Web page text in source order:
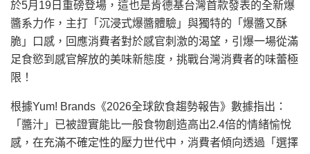
於5月19日重磅登場，這也是肯德基台灣首款發表的全新爆
醬系力作，主打「沉浸式爆醬體驗」與獨特的「爆醬又酥
脆」口感，回應消費者對於感官刺激的渴望，引爆一場從滿
足食慾到感官解放的美味新態度，挑戰台灣消費者的味蕾極
限！
根據Yum! Brands《2026全球飲食趨勢報告》數據指出：
「醬汁」已被證實能比一般食物創造高出2.4倍的情緒愉悅
感，在充滿不確定性的壓力世代中，消費者傾向透過「選擇